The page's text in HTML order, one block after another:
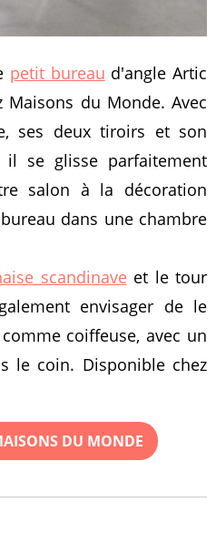
petit bureau d'angle Artic
du Monde. Avec
ses deux tiroirs et son
il se glisse parfaitement
salon à la décoration
dans une chambre
scandinaveet le tour
envisager de le
coiffeuse, avec un
le coin. Disponible chez
DU MONDE